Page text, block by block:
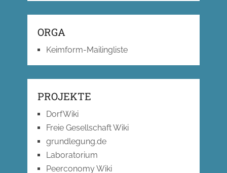
ORGA
Keimform-Mailingliste
PROJEKTE
DorfWiki
Freie Gesellschaft Wiki
grundlegung.de
Laboratorium
Peerconomy Wiki